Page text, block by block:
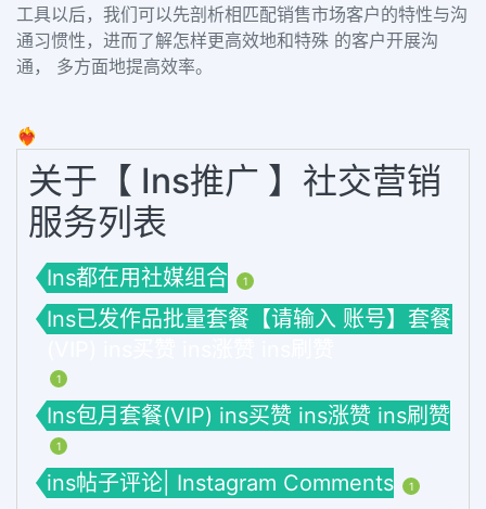
工具以后，我们可以先剖析相匹配销售市场客户的特性与沟
通习惯性，进而了解怎样更高效地和特殊 的客户开展沟
通， 多方面地提高效率。
❤️‍🔥
关于【 Ins推广 】社交营销
服务列表
Ins都在用社媒组合 1
Ins已发作品批量套餐【请输入 账号】套餐
1
Ins包月套餐(VIP) ins买赞 ins涨赞 ins刷赞
1
ins帖子评论| Instagram Comments 1